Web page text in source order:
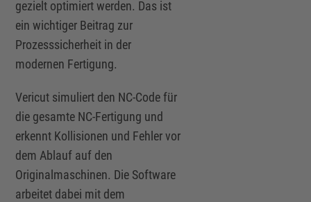
gezielt optimiert werden. Das ist
ein wichtiger Beitrag zur
Prozesssicherheit in der
modernen Fertigung.
Vericut simuliert den NC-Code für
die gesamte NC-Fertigung und
erkennt Kollisionen und Fehler vor
dem Ablauf auf den
Originalmaschinen. Die Software
arbeitet dabei mit dem